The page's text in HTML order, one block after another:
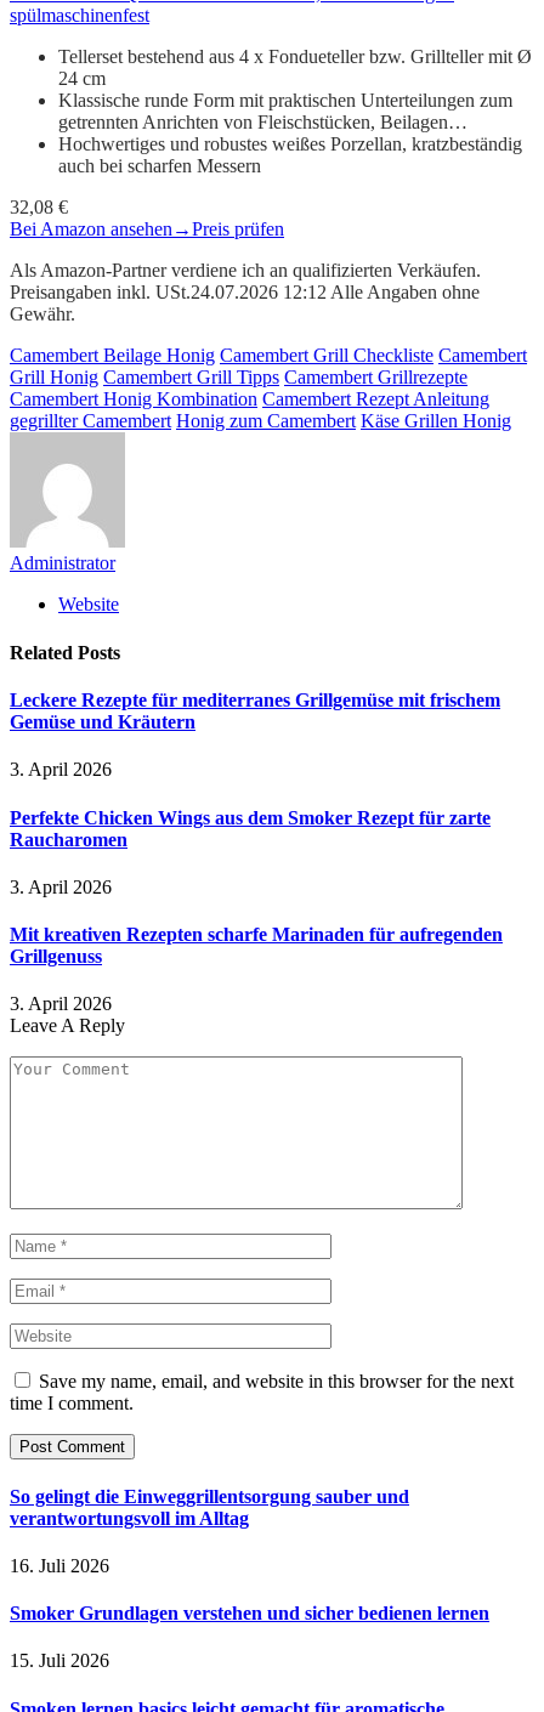
spülmaschinenfest
Tellerset bestehend aus 4 x Fondueteller bzw. Grillteller mit Ø
24 cm
Klassische runde Form mit praktischen Unterteilungen zum
getrennten Anrichten von Fleischstücken, Beilagen…
Hochwertiges und robustes weißes Porzellan, kratzbeständig
auch bei scharfen Messern
32,08 €
Bei Amazon ansehen→Preis prüfen
Als Amazon-Partner verdiene ich an qualifizierten Verkäufen.
Preisangaben inkl. USt.24.07.2026 12:12 Alle Angaben ohne
Gewähr.
Camembert Beilage Honig Camembert Grill Checkliste Camembert
Grill Honig Camembert Grill Tipps Camembert Grillrezepte
Camembert Honig Kombination Camembert Rezept Anleitung
gegrillter Camembert Honig zum Camembert Käse Grillen Honig
Administrator
Website
Related Posts
Leckere Rezepte für mediterranes Grillgemüse mit frischem
Gemüse und Kräutern
3. April 2026
Perfekte Chicken Wings aus dem Smoker Rezept für zarte
Raucharomen
3. April 2026
Mit kreativen Rezepten scharfe Marinaden für aufregenden
Grillgenuss
3. April 2026
Leave A Reply
Save my name, email, and website in this browser for the next
time I comment.
So gelingt die Einweggrillentsorgung sauber und
verantwortungsvoll im Alltag
16. Juli 2026
Smoker Grundlagen verstehen und sicher bedienen lernen
15. Juli 2026